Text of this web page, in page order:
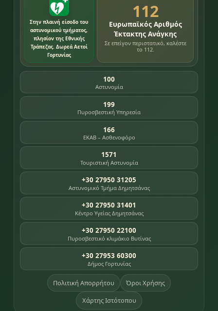
Στην πλαινή είσοδο του
αστυνομικού τμήματος,
πλησίον της Εθνικής
Τράπεζας. Δωρεά Αετοί
Γορτυνίας
112
Ευρωπαϊκός Αριθμός
Έκτακτης Ανάγκης
Σε επείγον περιστατικό, καλέστε
το 112.
100
Αστυνομία
199
Πυροσβεστική Υπηρεσία
166
ΕΚΑΒ – Ασθενοφόρο
1571
Τουριστική Αστυνομία
+30 27950 31205
Αστυνομικό Τμήμα Δημητσάνας
+30 27950 31401
Κέντρο Υγείας Δημητσάνας
+30 27950 22100
Πυροσβεστικό κλιμάκιο Βυτίνας
+30 27953 60300
Δήμος Γορτυνίας
Πολιτική Απορρήτου Όροι Χρήσης
Χάρτης Ιστότοπου